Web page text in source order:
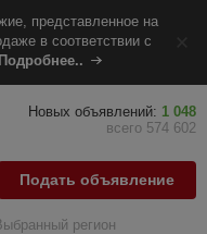
представленное на
в соответствии с
Подробнее..
регион
Новых объявлений: 1 048
всего 574 602
Подать объявление